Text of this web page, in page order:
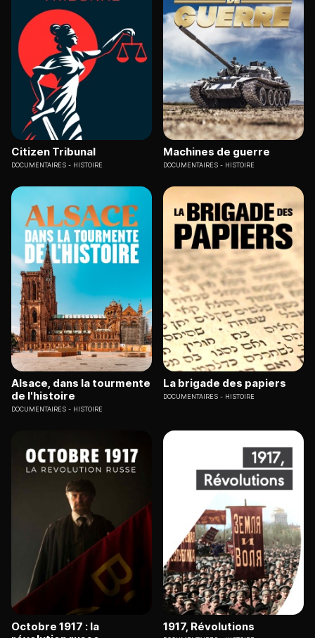
Citizen Tribunal
DOCUMENTAIRES HISTOIRE
Machines de guerre
DOCUMENTAIRES HISTOIRE
Alsace, dans la tourmente
de l'histoire
DOCUMENTAIRES HISTOIRE
La brigade des papiers
DOCUMENTAIRES HISTOIRE
Octobre 1917 : la
1917, Révolutions